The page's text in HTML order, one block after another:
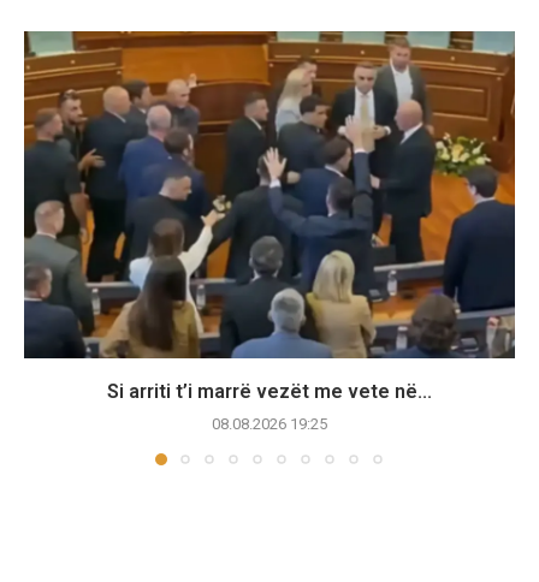
Si arriti t’i marrë vezët me vete në...
08.08.2026 19:25